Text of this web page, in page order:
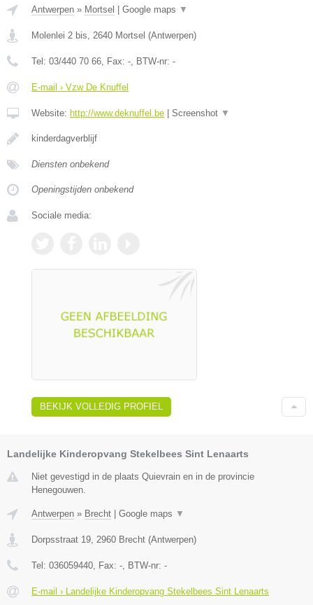
Antwerpen » Mortsel Google maps ▼
Molenlei 2 bis, 2640 Mortsel (Antwerpen)
Tel: 03/440 70 66, Fax: -, BTW-nr: -
E-mail › Vzw De Knuffel
Website: http://www.deknuffel.be Screenshot ▼
kinderdagverblijf
Diensten onbekend
Openingstijden onbekend
Sociale media:
BEKIJK VOLLEDIG PROFIEL
Landelijke Kinderopvang Stekelbees Sint Lenaarts
Niet gevestigd in de plaats Quievrain en in de provincie
Henegouwen.
Antwerpen » Brecht Google maps ▼
Dorpsstraat 19 2960 Brecht (Antwerpen)
Tel: 036059440 , Fax: - , BTW-nr: -
E-mail › Landelijke Kinderopvang Stekelbees Sint Lenaarts